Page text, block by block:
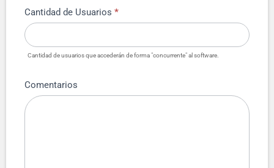
Cantidad de Usuarios *
Cantidad de usuarios que accederán de forma "concurrente" al software.
Comentarios